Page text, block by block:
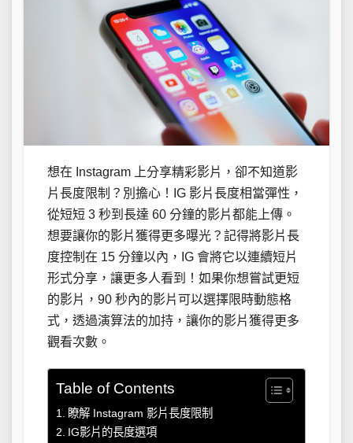
想在 Instagram 上分享精彩影片，卻不知道影
片長度限制？別擔心！IG 影片長度相當彈性，
從短短 3 秒到長達 60 分鐘的影片都能上傳。
想要讓你的影片獲得更多曝光？記得將影片長
度控制在 15 分鐘以內，IG 會將它以連續短片
形式分享，讓更多人看到！如果你想嘗試更短
的影片，90 秒內的影片可以選擇限時動態格
式，透過演算法的加持，讓你的影片獲得更多
觀看次數。
Table of Contents
瞭解 Instagram 影片長度限制
IG影片的長度選項